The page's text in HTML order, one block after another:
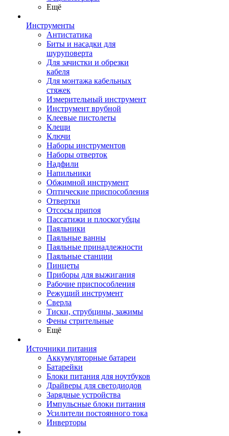
Ещё
Инструменты
Антистатика
Биты и насадки для
шуруповерта
Для зачистки и обрезки
кабеля
Для монтажа кабельных
стяжек
Измерительный инструмент
Инструмент врубной
Клеевые пистолеты
Клещи
Ключи
Наборы инструментов
Наборы отверток
Надфили
Напильники
Обжимной инструмент
Оптические приспособления
Отвертки
Отсосы припоя
Пассатижи и плоскогубцы
Паяльники
Паяльные ванны
Паяльные принадлежности
Паяльные станции
Пинцеты
Приборы для выжигания
Рабочие приспособления
Режущий инструмент
Сверла
Тиски, струбцины, зажимы
Фены стрительные
Ещё
Источники питания
Аккумуляторные батареи
Батарейки
Блоки питания для ноутбуков
Драйверы для светодиодов
Зарядные устройства
Импульсные блоки питания
Усилители постоянного тока
Инверторы